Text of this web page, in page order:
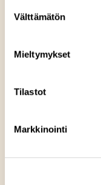
valinta
Välttämätön
Mieltymykset
Tilastot
Markkinointi
Säilytysohje
Valmistuspaikka
Pakkausinfo